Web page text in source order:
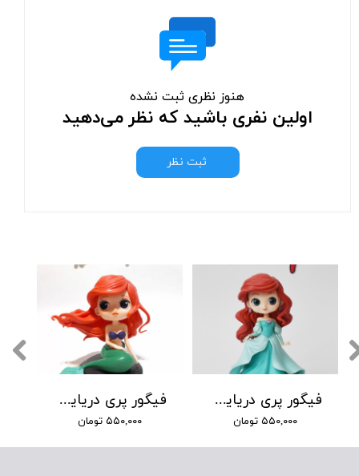
هنوز نظری ثبت نشده
اولین نفری باشید که نظر می‌دهید
ثبت نظر
فیگور پری دریایی نشسته
۵۵۰,۰۰۰ تومان
فیگور پری دریایی با لباس سبز
۵۵۰,۰۰۰ تومان